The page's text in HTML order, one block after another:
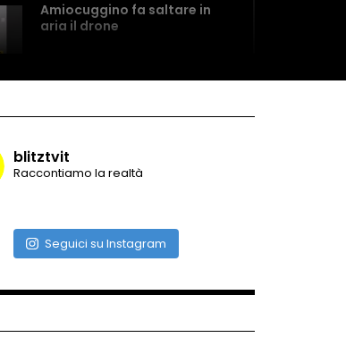
Amiocuggino fa saltare in
aria il drone
dopo incidente
blitztvit
Raccontiamo la realtà
Seguici su Instagram